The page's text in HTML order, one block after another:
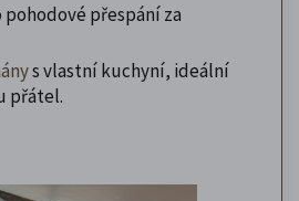
pohodové přespání za
s vlastní kuchyní, ideální
přátel.